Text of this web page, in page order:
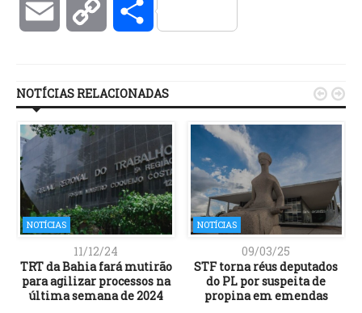
Email Copy Compartilhar
NOTÍCIAS RELACIONADAS
NOTÍCIAS
11/12/24
TRT da Bahia fará mutirão
para agilizar processos na
última semana de 2024
NOTÍCIAS
09/03/25
STF torna réus deputados
do PL por suspeita de
propina em emendas
 